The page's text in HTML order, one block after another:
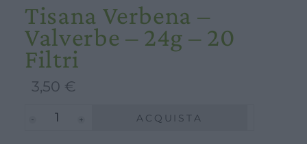
Tisana Verbena –
Valverbe – 24g – 20
Filtri
3,50 €
Tisana
ACQUISTA